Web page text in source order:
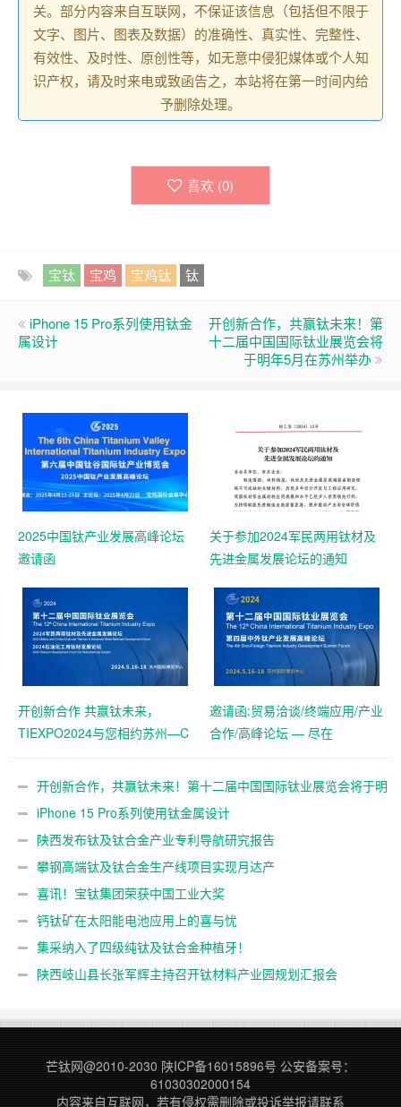
关。部分内容来自互联网，不保证该信息（包括但不限于
文字、图片、图表及数据）的准确性、真实性、完整性、
有效性、及时性、原创性等，如无意中侵犯媒体或个人知
识产权，请及时来电或致函告之，本站将在第一时间内给
予删除处理。
喜欢 (0)
宝钛 宝鸡 宝鸡钛 钛
iPhone 15 Pro系列使用钛金
属设计
开创新合作，共赢钛未来！第
十二届中国国际钛业展览会将
于明年5月在苏州举办
2025中国钛产业发展高峰论坛
邀请函
关于参加2024军民两用钛材及
先进金属发展论坛的通知
开创新合作 共赢钛未来，
TIEXPO2024与您相约苏州—C
邀请函:贸易洽谈/终端应用/产业
合作/高峰论坛 — 尽在
开创新合作，共赢钛未来！第十二届中国国际钛业展览会将于明
年5月在苏州举办
iPhone 15 Pro系列使用钛金属设计
陕西发布钛及钛合金产业专利导航研究报告
攀钢高端钛及钛合金生产线项目实现月达产
喜讯！宝钛集团荣获中国工业大奖
钙钛矿在太阳能电池应用上的喜与忧
集采纳入了四级纯钛及钛合金种植牙！
陕西岐山县长张军辉主持召开钛材料产业园规划汇报会
芒钛网@2010-2030 陕ICP备16015896号 公安备案号：
61030302000154
内容来自互联网，若有侵权需删除或投诉举报请联系